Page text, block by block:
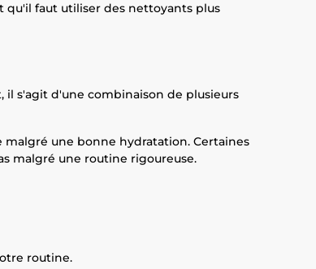
qu'il faut utiliser des nettoyants plus
s'agit d'une combinaison de plusieurs
une bonne hydratation. Certaines
malgré une routine rigoureuse.
routine.